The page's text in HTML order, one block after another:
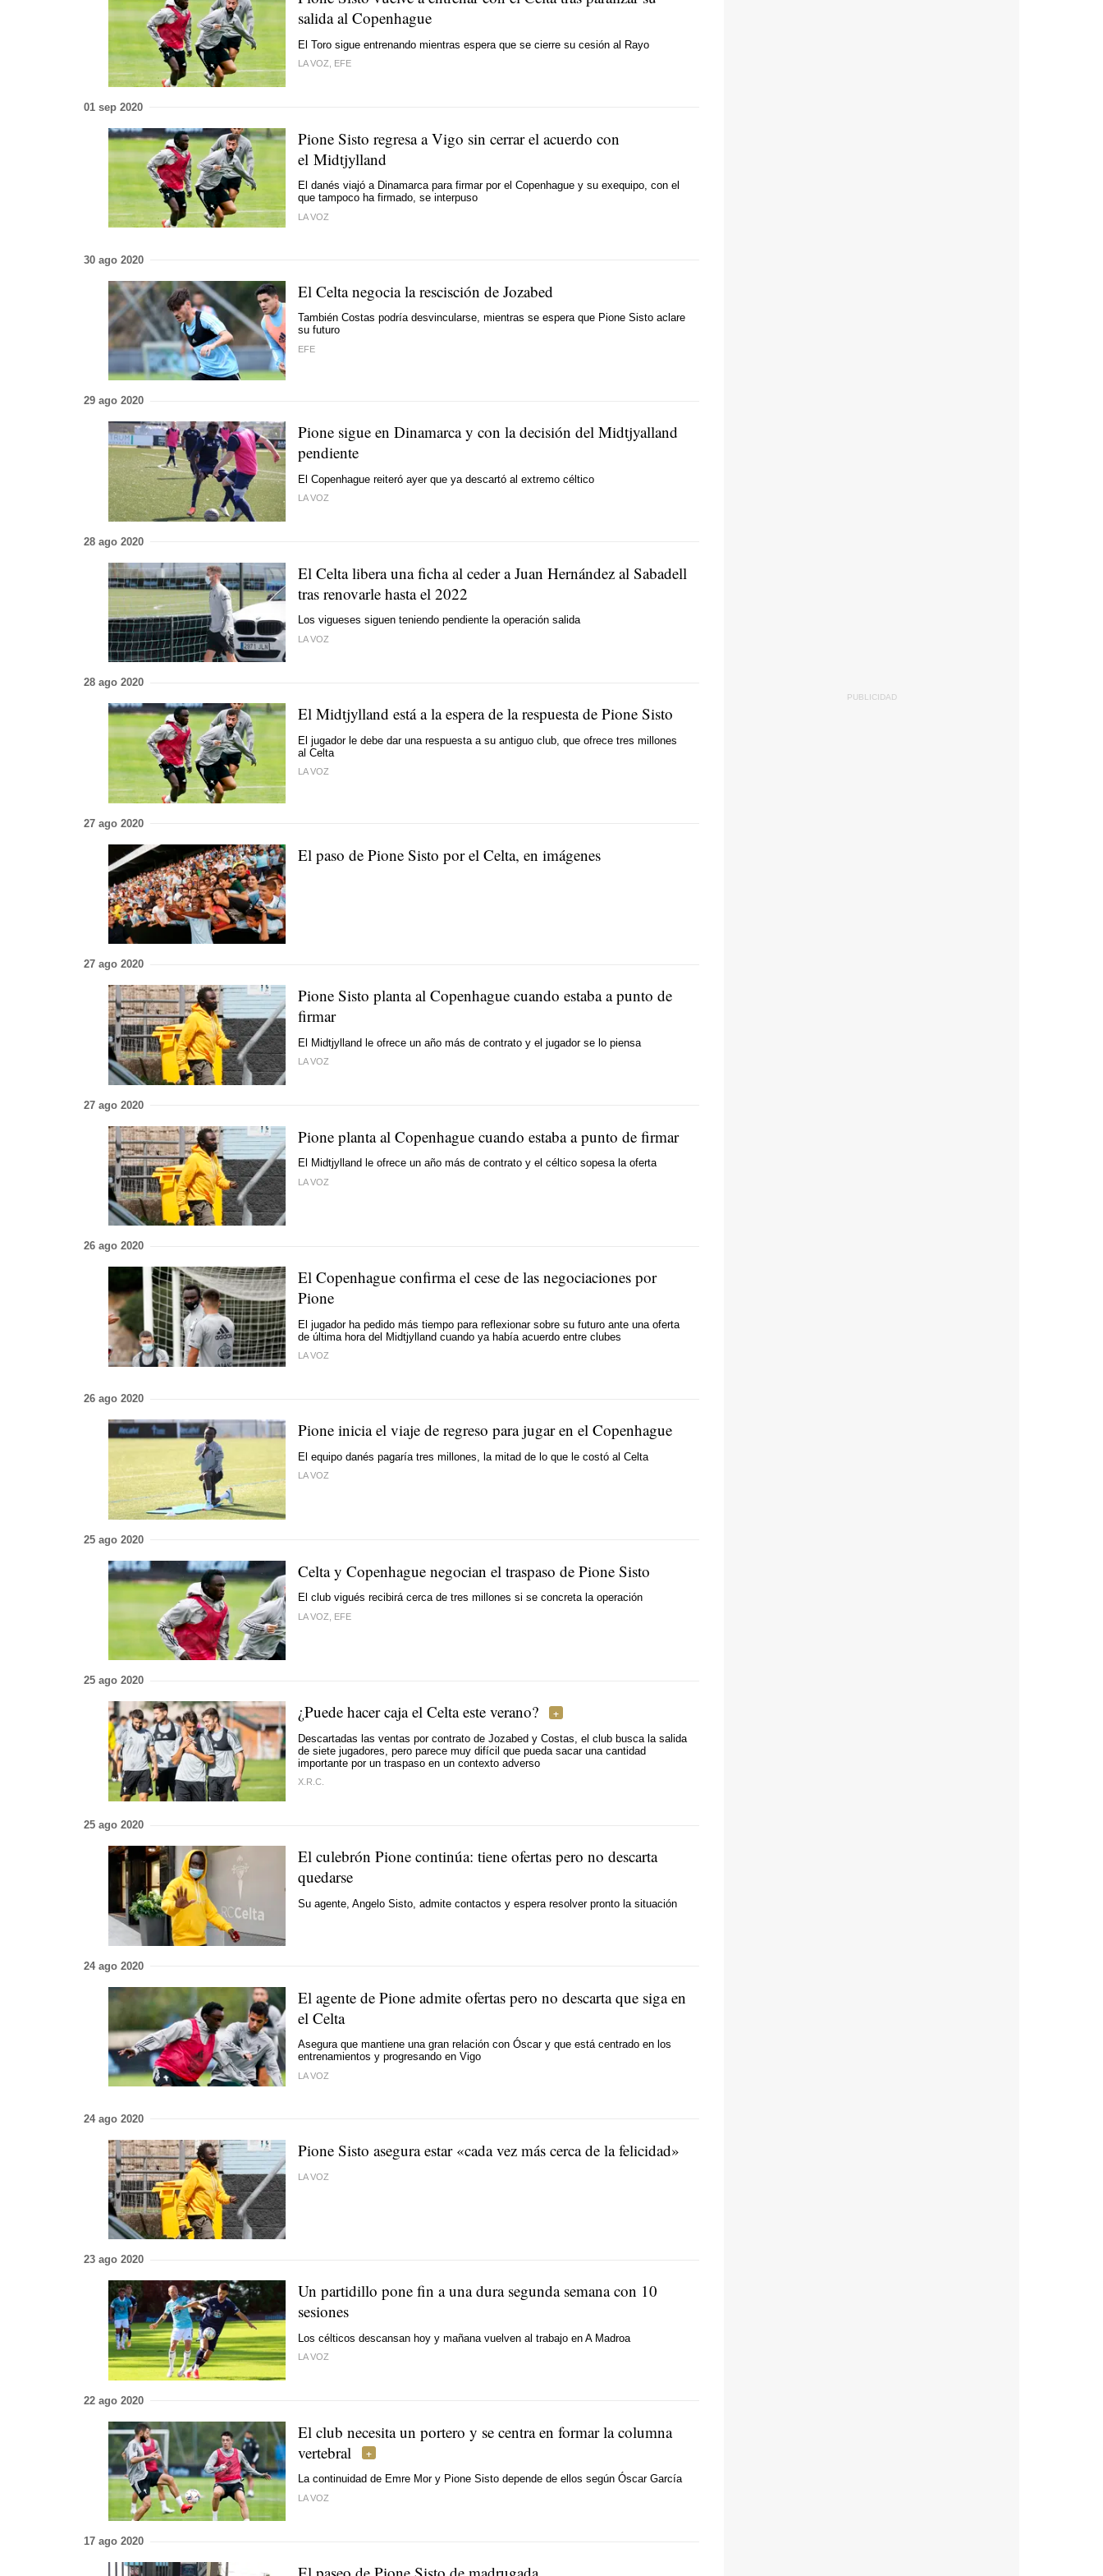
salida al Copenhague
El Toro sigue entrenando mientras espera que se cierre su cesión al Rayo
LA VOZ, EFE
01 sep 2020
Pione Sisto regresa a Vigo sin cerrar el acuerdo con
el Midtjylland
El danés viajó a Dinamarca para firmar por el Copenhague y su exequipo, con el
que tampoco ha firmado, se interpuso
LA VOZ
30 ago 2020
El Celta negocia la rescisción de Jozabed
También Costas podría desvincularse, mientras se espera que Pione Sisto aclare
su futuro
EFE
29 ago 2020
Pione sigue en Dinamarca y con la decisión del Midtjyalland
pendiente
El Copenhague reiteró ayer que ya descartó al extremo céltico
LA VOZ
28 ago 2020
El Celta libera una ficha al ceder a Juan Hernández al Sabadell
tras renovarle hasta el 2022
Los vigueses siguen teniendo pendiente la operación salida
LA VOZ
28 ago 2020
El Midtjylland está a la espera de la respuesta de Pione Sisto
El jugador le debe dar una respuesta a su antiguo club, que ofrece tres millones
al Celta
LA VOZ
27 ago 2020
El paso de Pione Sisto por el Celta, en imágenes
27 ago 2020
Pione Sisto planta al Copenhague cuando estaba a punto de
firmar
El Midtjylland le ofrece un año más de contrato y el jugador se lo piensa
LA VOZ
27 ago 2020
Pione planta al Copenhague cuando estaba a punto de firmar
El Midtjylland le ofrece un año más de contrato y el céltico sopesa la oferta
LA VOZ
26 ago 2020
El Copenhague confirma el cese de las negociaciones por
Pione
El jugador ha pedido más tiempo para reflexionar sobre su futuro ante una oferta
de última hora del Midtjylland cuando ya había acuerdo entre clubes
LA VOZ
26 ago 2020
Pione inicia el viaje de regreso para jugar en el Copenhague
El equipo danés pagaría tres millones, la mitad de lo que le costó al Celta
LA VOZ
25 ago 2020
Celta y Copenhague negocian el traspaso de Pione Sisto
El club vigués recibirá cerca de tres millones si se concreta la operación
LA VOZ, EFE
25 ago 2020
¿Puede hacer caja el Celta este verano?
Descartadas las ventas por contrato de Jozabed y Costas, el club busca la salida
de siete jugadores, pero parece muy difícil que pueda sacar una cantidad
importante por un traspaso en un contexto adverso
X.R.C.
25 ago 2020
El culebrón Pione continúa: tiene ofertas pero no descarta
quedarse
Su agente, Angelo Sisto, admite contactos y espera resolver pronto la situación
24 ago 2020
El agente de Pione admite ofertas pero no descarta que siga en
el Celta
Asegura que mantiene una gran relación con Óscar y que está centrado en los
entrenamientos y progresando en Vigo
LA VOZ
24 ago 2020
Pione Sisto asegura estar «cada vez más cerca de la felicidad»
LA VOZ
23 ago 2020
Un partidillo pone fin a una dura segunda semana con 10
sesiones
Los célticos descansan hoy y mañana vuelven al trabajo en A Madroa
LA VOZ
22 ago 2020
El club necesita un portero y se centra en formar la columna
vertebral
La continuidad de Emre Mor y Pione Sisto depende de ellos según Óscar García
LA VOZ
17 ago 2020